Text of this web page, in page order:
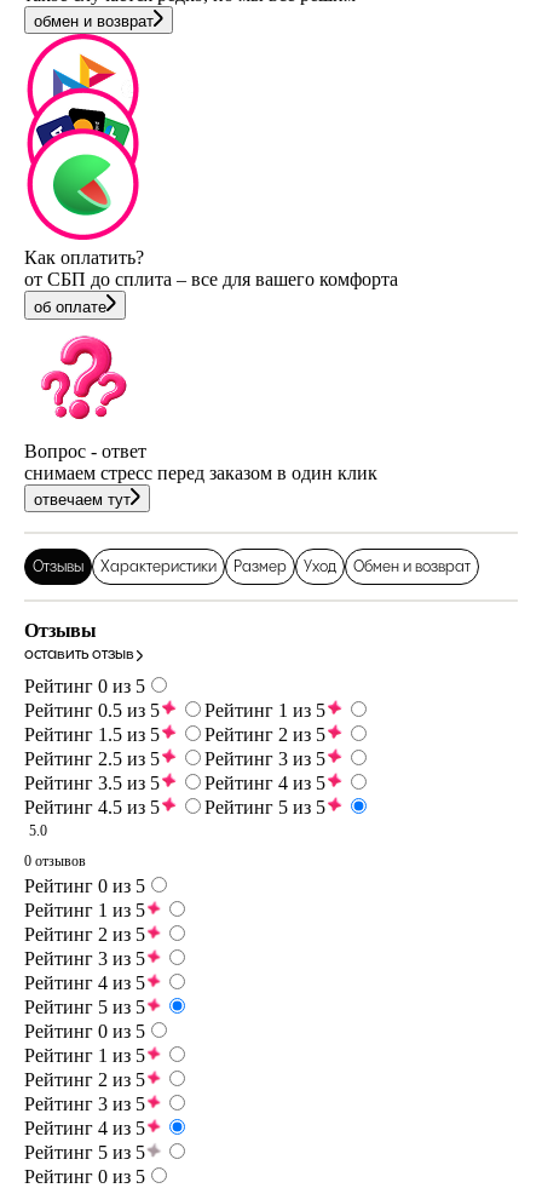
обмен и возврат
Как оплатить?
от СБП до сплита – все для вашего комфорта
об оплате
Вопрос - ответ
снимаем стресс перед заказом в один клик
отвечаем тут
Отзывы Характеристики Размер Уход Обмен и возврат
Отзывы
оставить отзыв
Рейтинг 0 из 5
Рейтинг 0.5 из 5
Рейтинг 1 из 5
Рейтинг 1.5 из 5
Рейтинг 2 из 5
Рейтинг 2.5 из 5
Рейтинг 3 из 5
Рейтинг 3.5 из 5
Рейтинг 4 из 5
Рейтинг 4.5 из 5
Рейтинг 5 из 5
5.0
0 отзывов
Рейтинг 0 из 5
Рейтинг 1 из 5
Рейтинг 2 из 5
Рейтинг 3 из 5
Рейтинг 4 из 5
Рейтинг 5 из 5
Рейтинг 0 из 5
Рейтинг 1 из 5
Рейтинг 2 из 5
Рейтинг 3 из 5
Рейтинг 4 из 5
Рейтинг 5 из 5
Рейтинг 0 из 5